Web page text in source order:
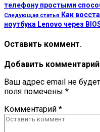
телефону простыми
Следующая статья Как
ноутбука Lenovo через
Оставить коммент.
Добавить комментарий
Ваш адрес email не
поля помечены *
Комментарий *